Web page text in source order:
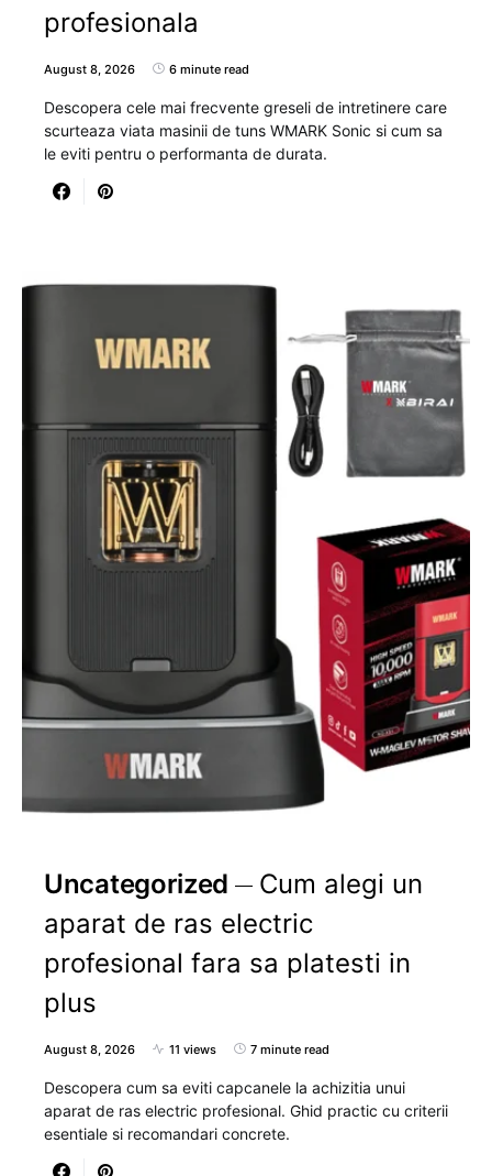
profesionala
August 8, 2026 6 minute read
Descopera cele mai frecvente greseli de intretinere care
scurteaza viata masinii de tuns WMARK Sonic si cum sa
le eviti pentru o performanta de durata.
Uncategorized
Cum alegi un
aparat de ras electric
profesional fara sa platesti in
plus
August 8, 2026 11 views 7 minute read
Descopera cum sa eviti capcanele la achizitia unui
aparat de ras electric profesional. Ghid practic cu criterii
esentiale si recomandari concrete.